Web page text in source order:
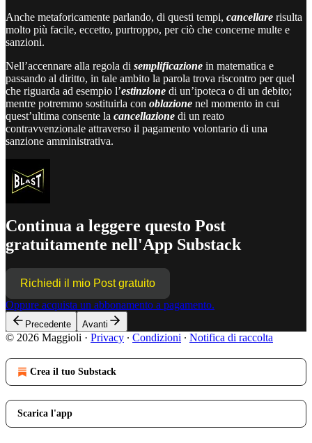
Anche metaforicamente parlando, di questi tempi, cancellare risulta
molto più facile, eccetto, purtroppo, per ciò che concerne multe e
sanzioni.
Nell’accennare alla regola di semplificazione in matematica e
passando al diritto, in tale ambito la parola trova riscontro per quel
che riguarda ad esempio l’estinzione di un’ipoteca o di un debito;
mentre potremmo sostituirla con oblazione nel momento in cui
quest’ultima consente la cancellazione di un reato
contravvenzionale attraverso il pagamento volontario di una
sanzione amministrativa.
Continua a leggere questo Post
gratuitamente nell'App Substack
Richiedi il mio Post gratuito
Oppure acquista un abbonamento a pagamento.
Precedente Avanti
© 2026 Maggioli · Privacy ∙ Condizioni ∙ Notifica di raccolta
Crea il tuo Substack
Scarica l'app